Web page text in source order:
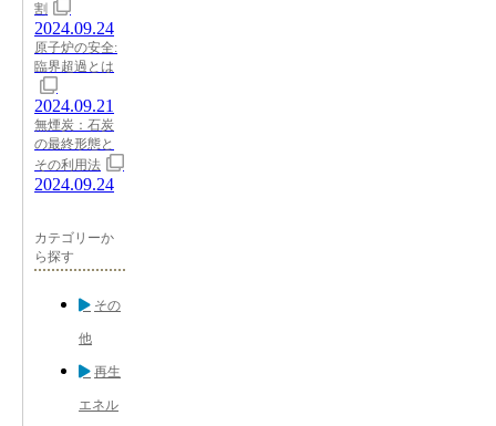
割
2024.09.24
原子炉の安全:
臨界超過とは
2024.09.21
無煙炭：石炭
の最終形態と
その利用法
2024.09.24
カテゴリーか
ら探す
その
他
再生
エネル